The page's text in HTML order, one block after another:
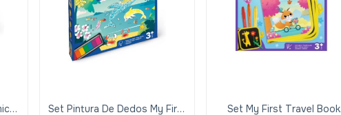
Set Pintura De Dedos My First
Set My First Travel Book